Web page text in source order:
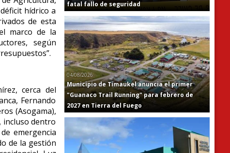
hídrico a
de esta
marco de la
según
cerca del
Fernando
(Asogama),
incluso dentro
emergencia
de la gestión
fatal fallo de seguridad
04/08/2026
Municipio de Timaukel anuncia el primer
"Guanaco Trail Running" para febrero de
2027 en Tierra del Fuego